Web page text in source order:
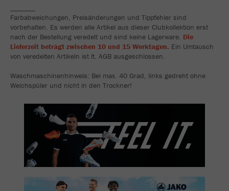
Farbabweichungen, Preisänderungen und Tippfehler sind
vorbehalten. Es werden alle Artikel aus dieser Clubkollektion erst
nach der Bestellung veredelt und sind keine Lagerware. Die
Lieferzeit beträgt zwischen 10 und 15 Werktagen. Ein Umtausch
von veredelten Artikeln ist lt. AGB ausgeschlossen.
Waschmaschinenhinweis: Bei max. 40 Grad, links gedreht ohne
Weichspüler und nicht in den Trockner!